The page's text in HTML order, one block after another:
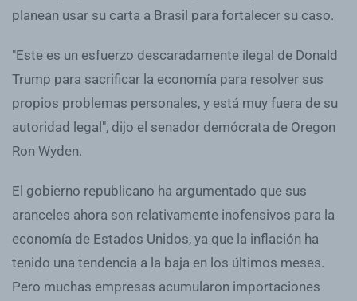
planean usar su carta a Brasil para fortalecer su caso.
"Este es un esfuerzo descaradamente ilegal de Donald
Trump para sacrificar la economía para resolver sus
propios problemas personales, y está muy fuera de su
autoridad legal", dijo el senador demócrata de Oregon
Ron Wyden.
El gobierno republicano ha argumentado que sus
aranceles ahora son relativamente inofensivos para la
economía de Estados Unidos, ya que la inflación ha
tenido una tendencia a la baja en los últimos meses.
Pero muchas empresas acumularon importaciones